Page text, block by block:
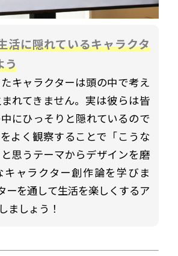
活に隠れているキャラクタ
う
キャラクターは頭の中で考え
れてきません。実は彼らは皆
にひっそりと隠れているので
よく観察することで「こうな
思うテーマからデザインを磨
キャラクター創作論を学びま
ーを通して生活を楽しくするア
ましょう！